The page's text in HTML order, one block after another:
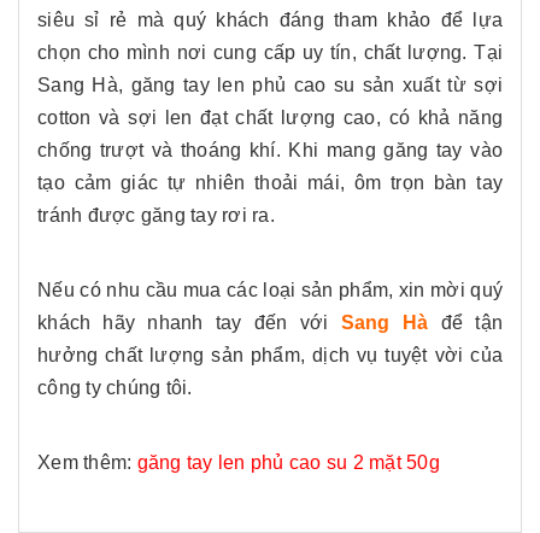
siêu sỉ rẻ mà quý khách đáng tham khảo để lựa
chọn cho mình nơi cung cấp uy tín, chất lượng. Tại
Sang Hà, găng tay len phủ cao su sản xuất từ sợi
cotton và sợi len đạt chất lượng cao, có khả năng
chống trượt và thoáng khí. Khi mang găng tay vào
tạo cảm giác tự nhiên thoải mái, ôm trọn bàn tay
tránh được găng tay rơi ra.
Nếu có nhu cầu mua các loại sản phẩm, xin mời quý
khách hãy nhanh tay đến với Sang Hà để tận
hưởng chất lượng sản phẩm, dịch vụ tuyệt vời của
công ty chúng tôi.
Xem thêm: găng tay len phủ cao su 2 mặt 50g